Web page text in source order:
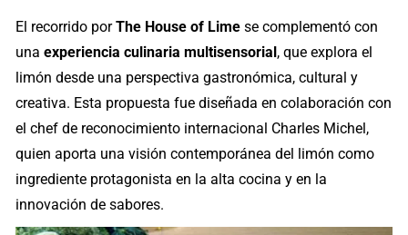
El recorrido porThe House of Lime se complementó con
unaexperiencia culinaria multisensorial, que explora el
limón desde una perspectiva gastronómica, cultural y
creativa. Esta propuesta fue diseñada en colaboración con
el chef de reconocimiento internacional Charles Michel,
quien aporta una visión contemporánea del limón como
ingrediente protagonista en la alta cocina y en la
innovación de sabores.